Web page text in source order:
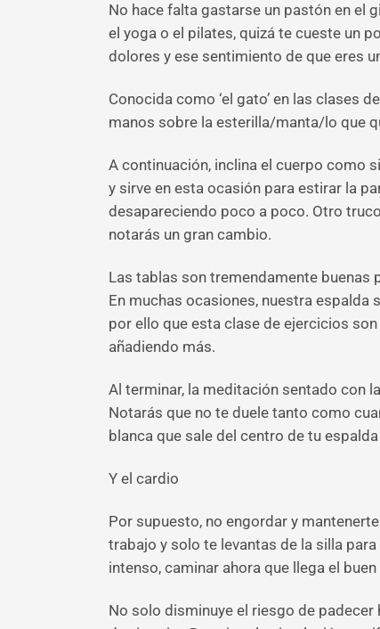
No hace falta gastarse un pastón en el
el yoga o el pilates, quizá te cueste un
dolores y ese sentimiento de que eres
Conocida como ‘el gato’ en las clases
manos sobre la esterilla/manta/lo que
A continuación, inclina el cuerpo como
y sirve en esta ocasión para estirar la
desapareciendo poco a poco. Otro
notarás un gran cambio.
Las tablas son tremendamente buenas
En muchas ocasiones, nuestra
por ello que esta clase de ejercicios
añadiendo más.
Al terminar, la meditación sentado con
Notarás que no te duele tanto como
blanca que sale del centro de tu
Y el cardio
Por supuesto, no engordar y
trabajo y solo te levantas de la silla
intenso, caminar ahora que llega el
No solo disminuye el riesgo de